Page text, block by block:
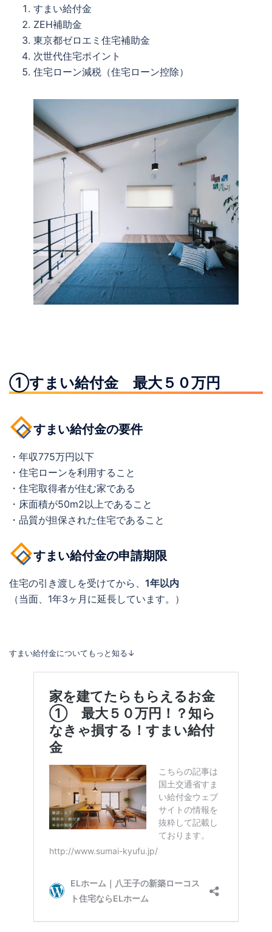
すまい給付金
ZEH補助金
東京都ゼロエミ住宅補助金
次世代住宅ポイント
住宅ローン減税（住宅ローン控除）
①すまい給付金 最大５０万円
すまい給付金の要件
・年収775万円以下
・住宅ローンを利用すること
・住宅取得者が住む家である
・床面積が50m2以上であること
・品質が担保された住宅であること
すまい給付金の申請期限
住宅の引き渡しを受けてから、 1年以内
（当面、1年3ヶ月に延長しています。）
すまい給付金についてもっと知る↓